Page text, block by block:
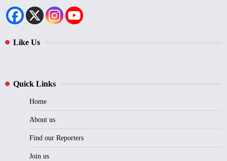
Like Us
Quick Links
Home
About us
Find our Reporters
Join us